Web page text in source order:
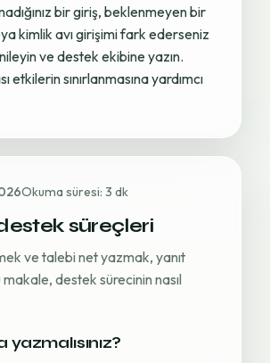
bir giriş, beklenmeyen bir
kimlik avı girişimi fark ederseniz
ve destek ekibine yazın.
etkilerin sınırlanmasına yardımcı
Okuma süresi: 3 dk
süreçleri
ve talebi net yazmak, yanıt
makale, destek sürecinin nasıl